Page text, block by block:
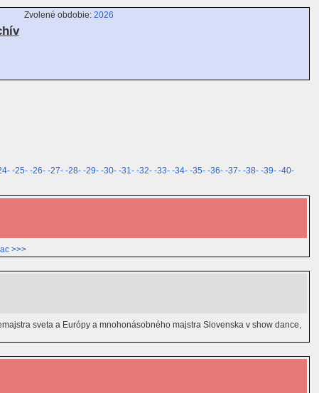
Zvolené obdobie: 2026
-25- -26- -27- -28- -29- -30- -31- -32- -33- -34- -35- -36- -37- -38- -39- -40-
>>>
sveta a Európy a mnohonásobného majstra Slovenska v show dance,